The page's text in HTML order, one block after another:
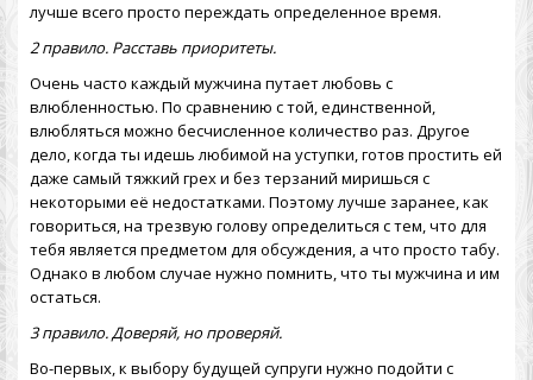
лучше всего просто переждать определенное время.
2 правило. Расставь приоритеты.
Очень часто каждый мужчина путает любовь с
влюбленностью. По сравнению с той, единственной,
влюбляться можно бесчисленное количество раз. Другое
дело, когда ты идешь любимой на уступки, готов простить ей
даже самый тяжкий грех и без терзаний миришься с
некоторыми её недостатками. Поэтому лучше заранее, как
говориться, на трезвую голову определиться с тем, что для
тебя является предметом для обсуждения, а что просто табу.
Однако в любом случае нужно помнить, что ты мужчина и им
остаться.
3 правило. Доверяй, но проверяй.
Во-первых, к выбору будущей супруги нужно подойти с